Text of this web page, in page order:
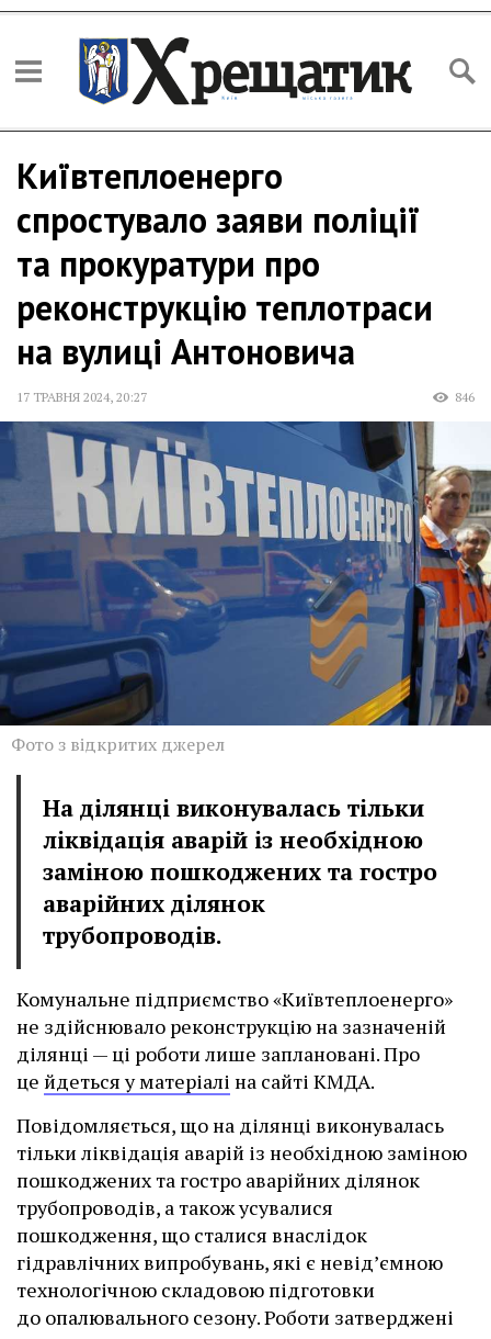
Київтеплоенерго
спростувало заяви поліції
та прокуратури про
реконструкцію теплотраси
на вулиці Антоновича
17 ТРАВНЯ 2024, 20:27 846
Фото з відкритих джерел
На ділянці виконувалась тільки
ліквідація аварій із необхідною
заміною пошкоджених та гостро
аварійних ділянок
трубопроводів.
Комунальне підприємство «Київтеплоенерго»
не здійснювало реконструкцію на зазначеній
ділянці — ці роботи лише заплановані. Про
це йдеться у матеріалі на сайті КМДА.
Повідомляється, що на ділянці виконувалась
тільки ліквідація аварій із необхідною заміною
пошкоджених та гостро аварійних ділянок
трубопроводів, а також усувалися
пошкодження, що сталися внаслідок
гідравлічних випробувань, які є невід’ємною
технологічною складовою підготовки
до опалювального сезону. Роботи затверджені